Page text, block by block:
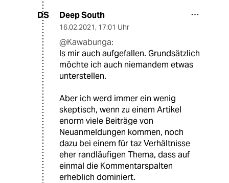
DS Deep South
16.02.2021, 17:01 Uhr
@Kawabunga:
Is mir auch aufgefallen. Grundsätzlich
möchte ich auch niemandem etwas
unterstellen.
Aber ich werd immer ein wenig
skeptisch, wenn zu einem Artikel
enorm viele Beiträge von
Neuanmeldungen kommen, noch
dazu bei einem für taz Verhältnisse
eher randläufigen Thema, dass auf
einmal die Kommentarspalten
erheblich dominiert.